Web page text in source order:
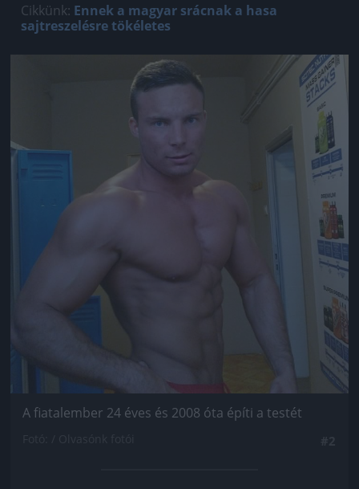
Cikkünk: Ennek a magyar srácnak a hasa
sajtreszelésre tökéletes
Jön még kép!
A fiatalember 24 éves és 2008 óta építi a testét